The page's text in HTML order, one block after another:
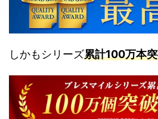
しかもシリーズ累計100万本